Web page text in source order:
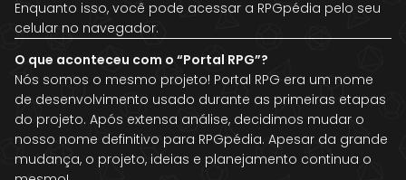
Enquanto isso, você pode acessar a RPGpédia pelo seu
celular no navegador.
O que aconteceu com o “Portal RPG”?
Nós somos o mesmo projeto! Portal RPG era um nome
de desenvolvimento usado durante as primeiras etapas
do projeto. Após extensa análise, decidimos mudar o
nosso nome definitivo para RPGpédia. Apesar da grande
mudança, o projeto, ideias e planejamento continua o